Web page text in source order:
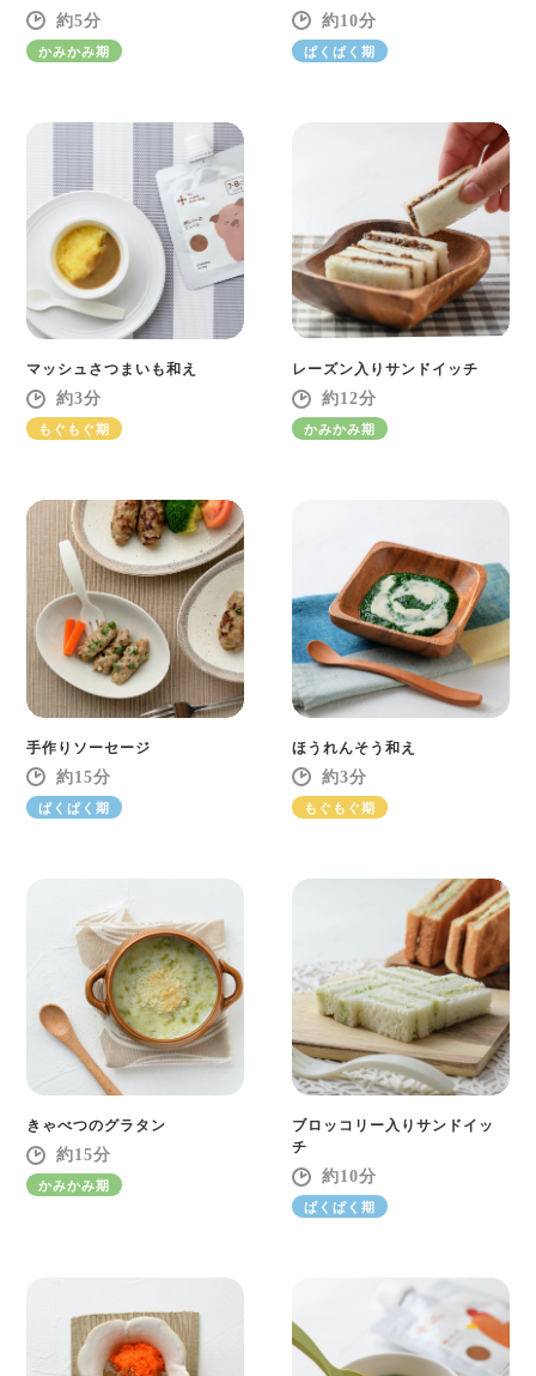
5
かみかみ期
10
ぱくぱく期
マッシュさつまいも和え
3
もぐもぐ期
レーズン入りサンドイッチ
12
かみかみ期
手作りソーセージ
15
ぱくぱく期
ほうれんそう和え
3
もぐもぐ期
きゃべつのグラタン
15
かみかみ期
ブロッコリー入りサンドイッ
チ
10
ぱくぱく期